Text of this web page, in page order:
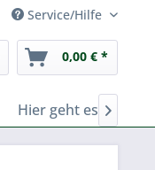
Service/Hilfe
0,00 € *
Hier geht es zu
